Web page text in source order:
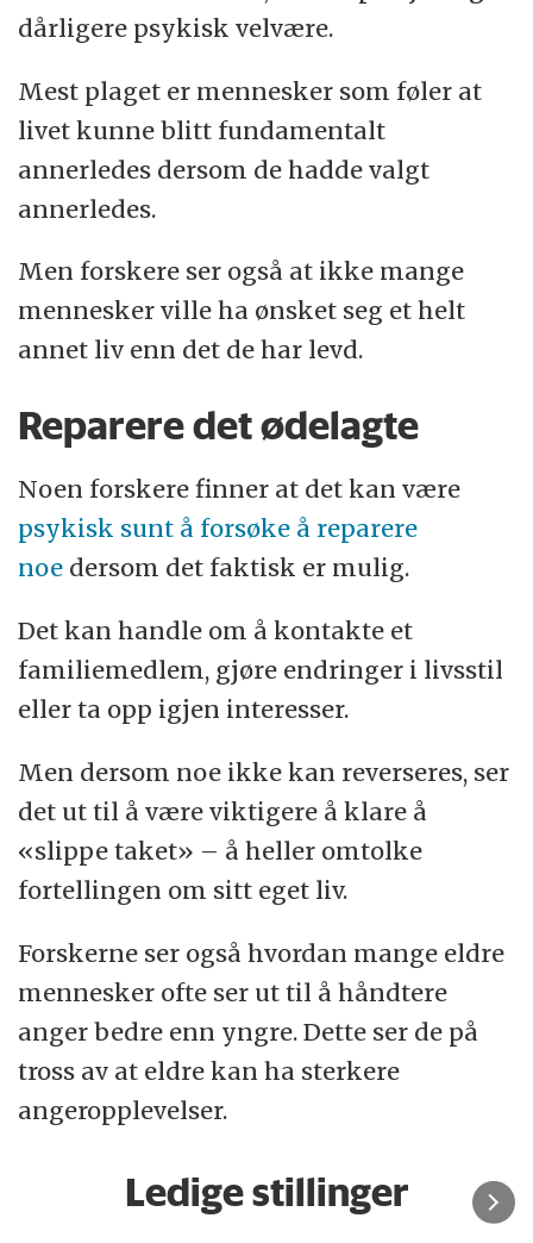
dårligere psykisk velvære.
Mest plaget er mennesker som føler at
livet kunne blitt fundamentalt
annerledes dersom de hadde valgt
annerledes.
Men forskere ser også at ikke mange
mennesker ville ha ønsket seg et helt
annet liv enn det de har levd.
Reparere det ødelagte
Noen forskere finner at det kan være
psykisk sunt å forsøke å reparere
noe dersom det faktisk er mulig.
Det kan handle om å kontakte et
familiemedlem, gjøre endringer i livsstil
eller ta opp igjen interesser.
Men dersom noe ikke kan reverseres, ser
det ut til å være viktigere å klare å
«slippe taket» – å heller omtolke
fortellingen om sitt eget liv.
Forskerne ser også hvordan mange eldre
mennesker ofte ser ut til å håndtere
anger bedre enn yngre. Dette ser de på
tross av at eldre kan ha sterkere
angeropplevelser.
Ledige stillinger